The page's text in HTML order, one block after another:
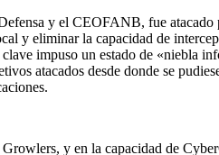
y el CEOFANB, fue atacado
y eliminar la capacidad de
impuso un estado de «niebla
atacados desde donde se
y en la capacidad de